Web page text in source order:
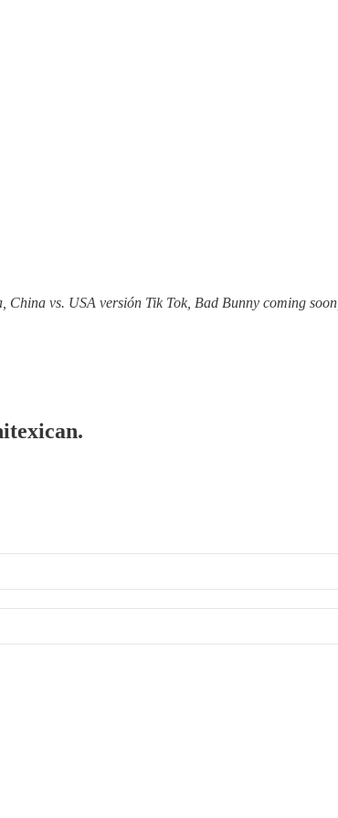
vs. USA versión Tik Tok, Bad Bunny coming soon,